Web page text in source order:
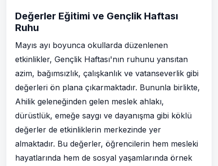
Değerler Eğitimi ve Gençlik Haftası
Ruhu
Mayıs ayı boyunca okullarda düzenlenen
etkinlikler, Gençlik Haftası'nın ruhunu yansıtan
azim, bağımsızlık, çalışkanlık ve vatanseverlik gibi
değerleri ön plana çıkarmaktadır. Bununla birlikte,
Ahilik geleneğinden gelen meslek ahlakı,
dürüstlük, emeğe saygı ve dayanışma gibi köklü
değerler de etkinliklerin merkezinde yer
almaktadır. Bu değerler, öğrencilerin hem mesleki
hayatlarında hem de sosyal yaşamlarında örnek